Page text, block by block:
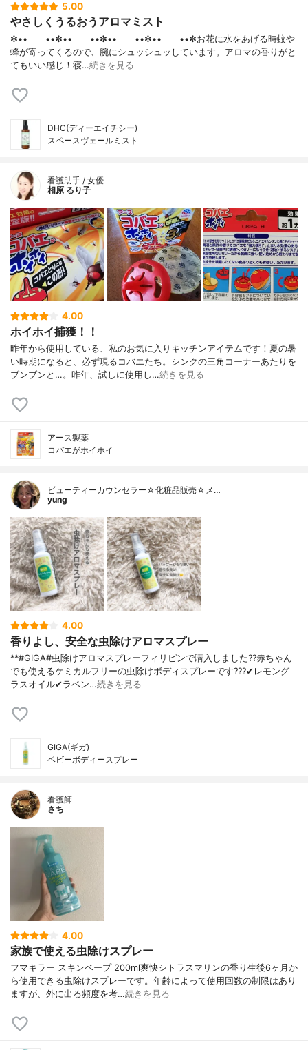
5.00
やさしくうるおうアロマミスト
✼••┈┈••✼••┈┈••✼••┈┈••✼••┈┈••✼お花に水をあげる時蚊や
蜂が寄ってくるので、腕にシュッシュッしています。アロマの香りがと
てもいい感じ！寝…続きを見る
DHC(ディーエイチシー)
スペースヴェールミスト
看護助手 / 女優
相原 るり子
4.00
ホイホイ捕獲！！
昨年から使用している、私のお気に入りキッチンアイテムです！夏の暑
い時期になると、必ず現るコバエたち。シンクの三角コーナーあたりを
ブンブンと…。昨年、試しに使用し…続きを見る
アース製薬
コバエがホイホイ
ビューティーカウンセラー☆化粧品販売☆メ…
yung
4.00
香りよし、安全な虫除けアロマスプレー
**#GIGA#虫除けアロマスプレー⁡フィリピンで購入しました??赤ちゃん
でも使えるケミカルフリーの虫除けボディスプレーです???⁡✔レモング
ラスオイル✔ラベン…続きを見る
GIGA(ギガ)
ベビーボディースプレー
看護師
さち
4.00
家族で使える虫除けスプレー
フマキラー スキンベープ 200ml爽快シトラスマリンの香り生後6ヶ月か
ら使用できる虫除けスプレーです。年齢によって使用回数の制限はあり
ますが、外に出る頻度を考…続きを見る